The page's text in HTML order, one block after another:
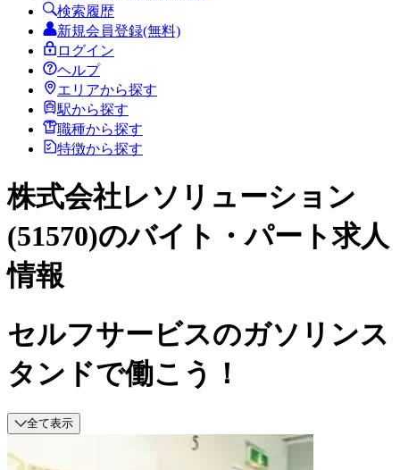
検索履歴
新規会員登録(無料)
ログイン
ヘルプ
エリアから探す
駅から探す
職種から探す
特徴から探す
株式会社レソリューション
(51570)のバイト・パート求人
情報
セルフサービスのガソリンス
タンドで働こう！
全て表示